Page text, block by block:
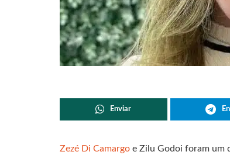
Enviar
Zezé Di Camargo e Zilu Godoi foram um